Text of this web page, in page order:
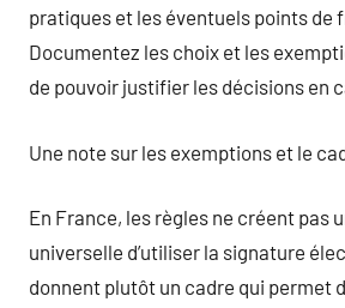
pratiques et les éventuels points de
Documentez les choix et les
de pouvoir justifier les décisions en
Une note sur les exemptions et le
En France, les règles ne créent pas
universelle d’utiliser la signature
donnent plutôt un cadre qui permet